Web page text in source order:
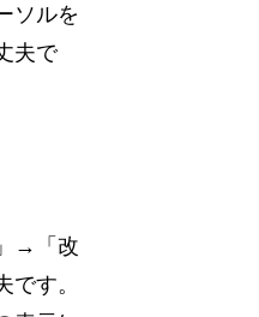
ソルを
夫で
→「改
す。